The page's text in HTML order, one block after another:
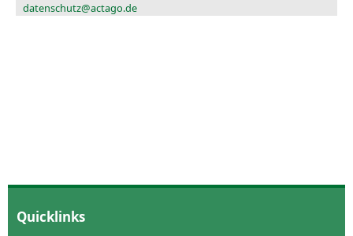
datenschutz@actago.de
Quicklinks